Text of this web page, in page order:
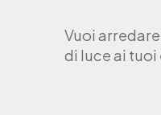
Vuoi
di luce ai tuoi